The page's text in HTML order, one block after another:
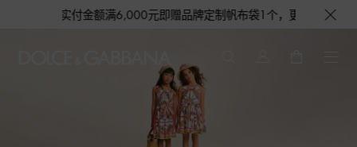
付金额满6,000元即赠品牌定制帆布袋1个，更有机会获得浅蓝淡香